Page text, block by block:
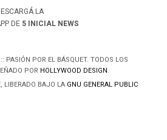
LA
DE 5 INICIAL NEWS
POR EL BÁSQUET. TODOS LOS
POR HOLLYWOOD DESIGN.
LIBERADO BAJO LA GNU GENERAL PUBLIC